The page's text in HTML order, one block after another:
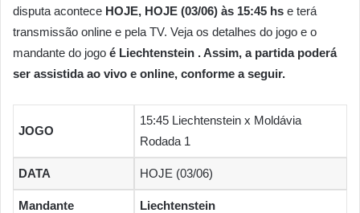
disputa acontece HOJE, HOJE (03/06) às 15:45 hs e terá
transmissão online e pela TV. Veja os detalhes do jogo e o
mandante do jogo é Liechtenstein . Assim, a partida poderá
ser assistida ao vivo e online, conforme a seguir.
JOGO
15:45 Liechtenstein x Moldávia
Rodada 1
DATA HOJE (03/06)
Mandante Liechtenstein